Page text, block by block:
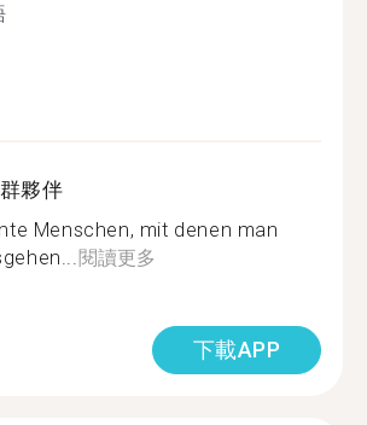
夥伴
Menschen, mit denen man
閱讀更多
下載APP